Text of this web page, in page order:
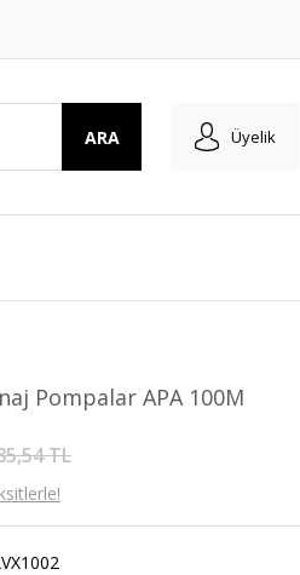
ARA Üyelik
Pompalar APA 100M
TL